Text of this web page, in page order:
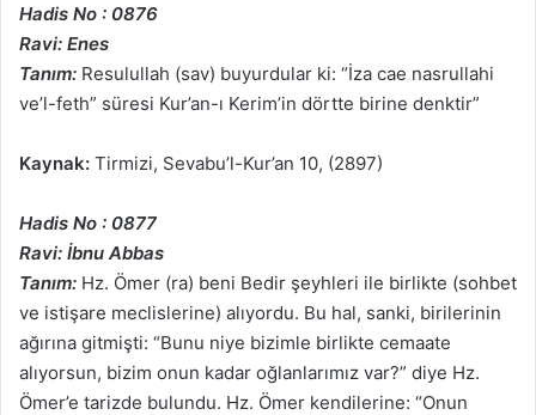
Hadis No : 0876
Ravi: Enes
Tanım: Resulullah (sav) buyurdular ki: “İza cae nasrullahi
ve’l-feth” süresi Kur’an-ı Kerim’in dörtte birine denktir”
Kaynak: Tirmizi, Sevabu’l-Kur’an 10, (2897)
Hadis No : 0877
Ravi: İbnu Abbas
Tanım: Hz. Ömer (ra) beni Bedir şeyhleri ile birlikte (sohbet
ve istişare meclislerine) alıyordu. Bu hal, sanki, birilerinin
ağırına gitmişti: “Bunu niye bizimle birlikte cemaate
alıyorsun, bizim onun kadar oğlanlarımız var?” diye Hz.
Ömer’e tarizde bulundu. Hz. Ömer kendilerine: “Onun